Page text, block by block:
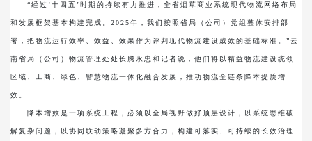
“经过‘十四五’时期的持续有力推进，全省烟草商业系统现代物流网络布局
和发展框架基本构建完成。2025年，我们按照省局（公司）党组整体安排部
署，把物流运行效率、效益、效果作为评判现代物流建设成效的基础标准。”云
南省局（公司）物流管理处处长腾永忠和记者说，他们将以精益物流建设统领
区域、工商、绿色、智慧物流一体化融合发展，推动物流全链条降本提质增
效。
降本增效是一项系统工程，必须以全局视野做好顶层设计，以系统思维破
解复杂问题，以协同联动策略凝聚多方合力，构建可落实、可持续的长效治理